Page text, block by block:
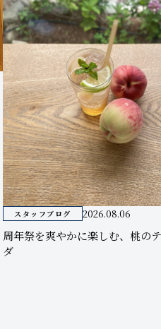
スタッフブログ 2026.08.06
周年祭を爽やかに楽しむ、桃の
ダ